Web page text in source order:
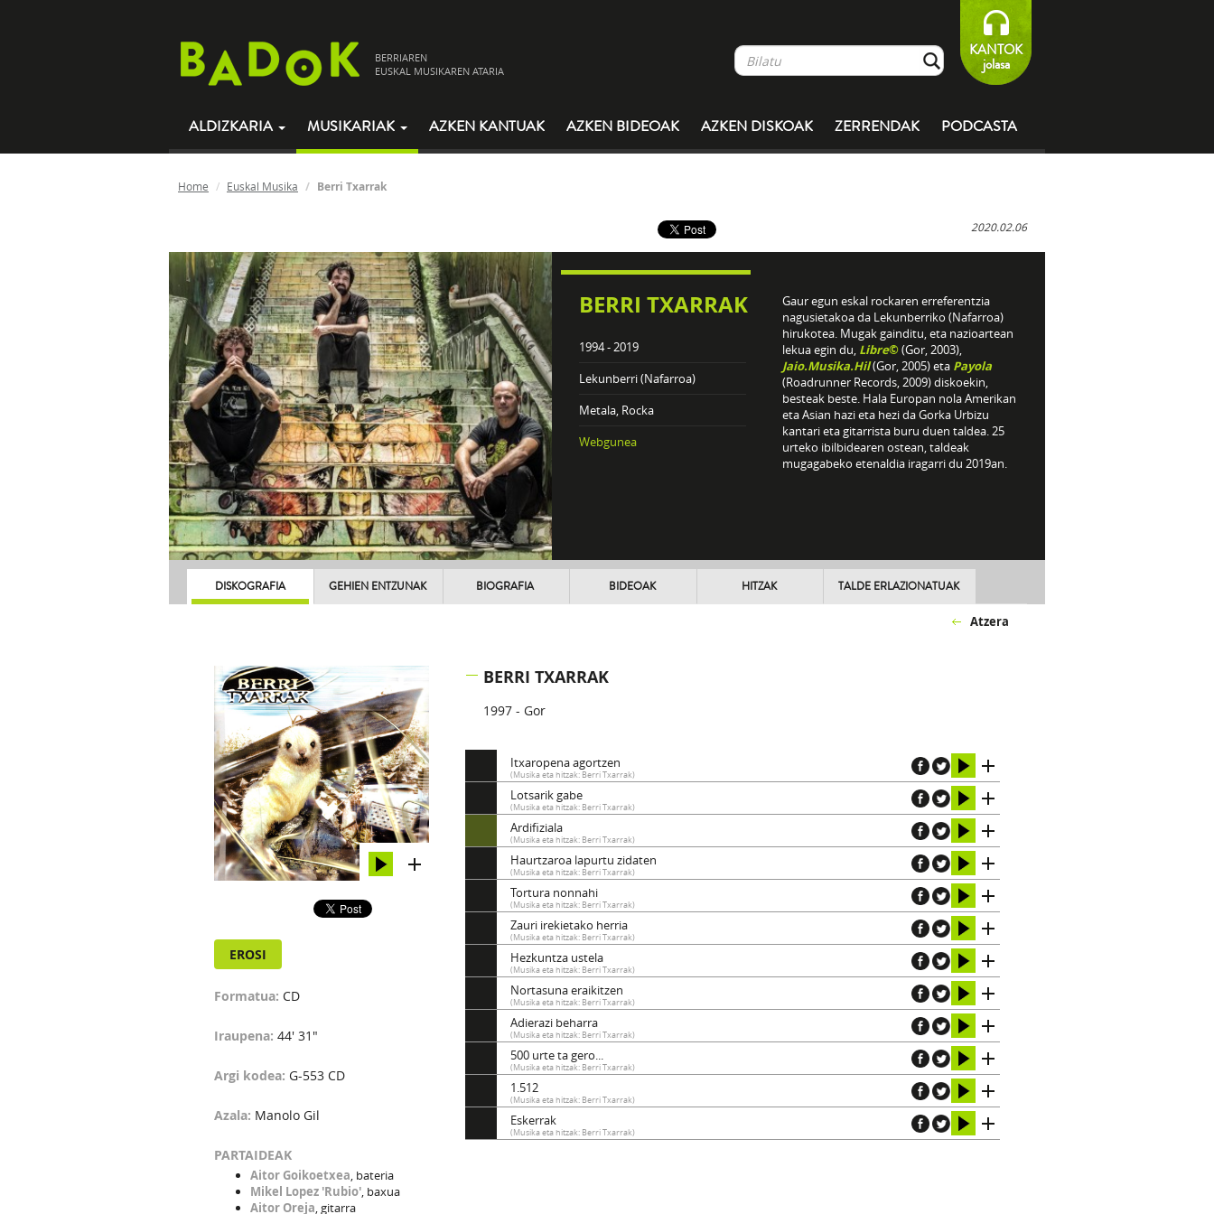
BERRIAREN
EUSKAL MUSIKAREN ATARIA
KANTOK
jolasa
ALDIZKARIA MUSIKARIAK AZKEN KANTUAK AZKEN BIDEOAK AZKEN DISKOAK ZERRENDAK PODCASTA
Home Euskal Musika Berri Txarrak
2020.02.06
BERRI TXARRAK
1994 - 2019
Lekunberri (Nafarroa)
Metala, Rocka
Webgunea
Gaur egun eskal rockaren erreferentzia
nagusietakoa da Lekunberriko (Nafarroa)
hirukotea. Mugak gainditu, eta nazioartean
lekua egin du, Libre© (Gor, 2003),
Jaio.Musika.Hil(Gor, 2005) eta Payola
(Roadrunner Records, 2009) diskoekin,
besteak beste. Hala Europan nola Amerikan
eta Asian hazi eta hezi da Gorka Urbizu
kantari eta gitarrista buru duen taldea. 25
urteko ibilbidearen ostean, taldeak
mugagabeko etenaldia iragarri du 2019an.
DISKOGRAFIA GEHIEN ENTZUNAK BIOGRAFIA BIDEOAK HITZAK TALDE ERLAZIONATUAK
Atzera
EROSI
Formatua: CD
Iraupena: 44' 31"
Argi kodea: G-553 CD
Azala: Manolo Gil
PARTAIDEAK
Aitor Goikoetxea, bateria
Mikel Lopez 'Rubio', baxua
Aitor Oreja, gitarra
BERRI TXARRAK
1997 - Gor
Itxaropena agortzen
(Musika eta hitzak: Berri Txarrak)
Lotsarik gabe
(Musika eta hitzak: Berri Txarrak)
Ardifiziala
(Musika eta hitzak: Berri Txarrak)
Haurtzaroa lapurtu zidaten
(Musika eta hitzak: Berri Txarrak)
Tortura nonnahi
(Musika eta hitzak: Berri Txarrak)
Zauri irekietako herria
(Musika eta hitzak: Berri Txarrak)
Hezkuntza ustela
(Musika eta hitzak: Berri Txarrak)
Nortasuna eraikitzen
(Musika eta hitzak: Berri Txarrak)
Adierazi beharra
(Musika eta hitzak: Berri Txarrak)
500 urte ta gero...
(Musika eta hitzak: Berri Txarrak)
1.512
(Musika eta hitzak: Berri Txarrak)
Eskerrak
(Musika eta hitzak: Berri Txarrak)